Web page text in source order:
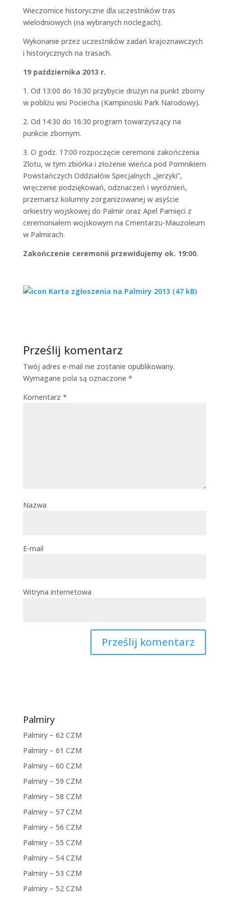
Wieczornice historyczne dla uczestników tras
wielodniowych (na wybranych noclegach).
Wykonanie przez uczestników zadań krajoznawczych
i historycznych na trasach.
19 października 2013 r.
1. Od 13:00 do 16:30 przybycie drużyn na punkt zborny
w pobliżu wsi Pociecha (Kampinoski Park Narodowy).
2. Od 14:30 do 16:30 program towarzyszący na
punkcie zbornym.
3. O godz. 17:00 rozpoczęcie ceremonii zakończenia
Zlotu, w tym zbiórka i złożenie wieńca pod Pomnikiem
Powstańczych Oddziałów Specjalnych „Jerzyki”,
wręczenie podziękowań, odznaczeń i wyróżnień,
przemarsz kolumny zorganizowanej w asyście
orkiestry wojskowej do Palmir oraz Apel Pamięci z
ceremoniałem wojskowym na Cmentarzu-Mauzoleum
w Palmirach.
Zakończenie ceremonii przewidujemy ok. 19:00.
Karta zgłoszenia na Palmiry 2013 (47 kB)
Prześlij komentarz
Twój adres e-mail nie zostanie opublikowany.
Wymagane pola są oznaczone *
Komentarz *
Nazwa
E-mail
Witryna internetowa
Palmiry
Palmiry – 62 CZM
Palmiry – 61 CZM
Palmiry – 60 CZM
Palmiry – 59 CZM
Palmiry – 58 CZM
Palmiry – 57 CZM
Palmiry – 56 CZM
Palmiry – 55 CZM
Palmiry – 54 CZM
Palmiry – 53 CZM
Palmiry – 52 CZM